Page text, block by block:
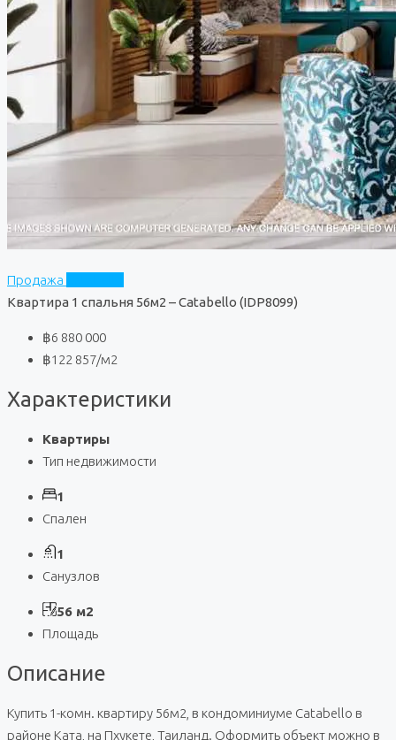
Продажа
Квартира 1 спальня 56м2 – Catabello (IDP8099)
฿6 880 000
฿122 857/м2
Характеристики
Квартиры
Тип недвижимости
1
Спален
1
Санузлов
56 м2
Площадь
Описание
Купить 1-комн. квартиру 56м2, в кондоминиуме Catabello в
районе Ката, на Пхукете, Таиланд. Оформить объект можно в